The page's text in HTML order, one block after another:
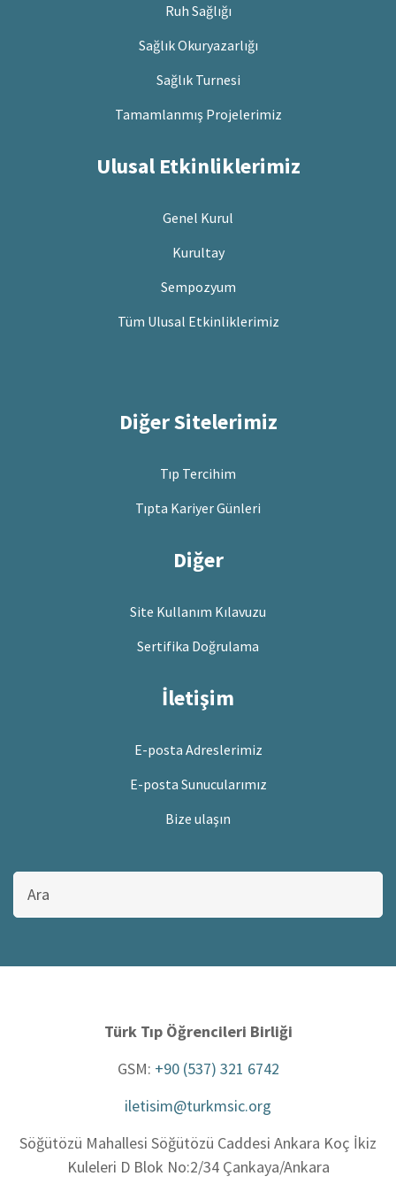
Ruh Sağlığı
Sağlık Okuryazarlığı
Sağlık Turnesi
Tamamlanmış Projelerimiz
Ulusal Etkinliklerimiz
Genel Kurul
Kurultay
Sempozyum
Tüm Ulusal Etkinliklerimiz
Diğer Sitelerimiz
Tıp Tercihim
Tıpta Kariyer Günleri
Diğer
Site Kullanım Kılavuzu
Sertifika Doğrulama
İletişim
E-posta Adreslerimiz
E-posta Sunucularımız
Bize ulaşın
Bu
sitede
ara
Türk Tıp Öğrencileri Birliği
GSM: +90 (537) 321 6742
iletisim@turkmsic.org
Söğütözü Mahallesi Söğütözü Caddesi Ankara Koç İkiz
Kuleleri D Blok No:2/34 Çankaya/Ankara